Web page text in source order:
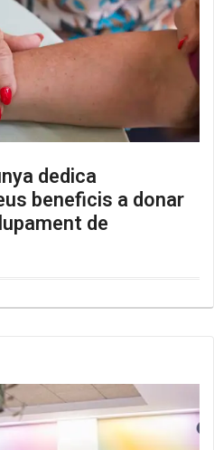
dedica
beneficis a donar
de